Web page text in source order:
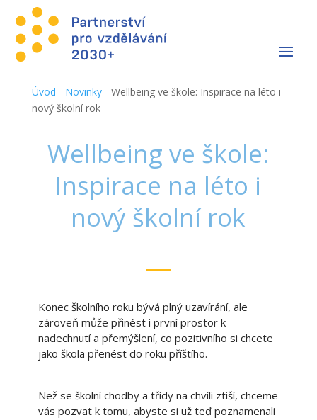
Úvod - Novinky- Wellbeing ve škole: Inspirace na léto i
nový školní rok
Wellbeing ve škole:
Inspirace na léto i
nový školní rok
Konec školního roku bývá plný uzavírání, ale
zároveň může přinést i první prostor k
nadechnutí a přemýšlení, co pozitivního si chcete
jako škola přenést do roku příštího.
Než se školní chodby a třídy na chvíli ztiší, chceme
vás pozvat k tomu, abyste si už teď poznamenali